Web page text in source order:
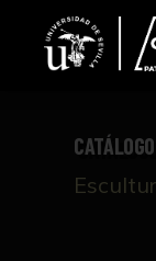
CATÁLOGO